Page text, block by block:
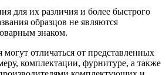
для их различия и более быстрого
образцов не являются
знаком.
отличаться от представленных
комплектации, фурнитуре, а также